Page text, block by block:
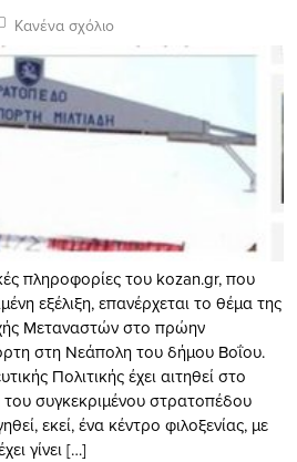
Κανένα σχόλιο
πληροφορίες του kozan.gr, που
εξέλιξη, επανέρχεται το θέμα της
Μεταναστών στο πρώην
στη Νεάπολη του δήμου Βοΐου.
Πολιτικής έχει αιτηθεί στο
συγκεκριμένου στρατοπέδου
εκεί, ένα κέντρο φιλοξενίας, με
γίνει […]